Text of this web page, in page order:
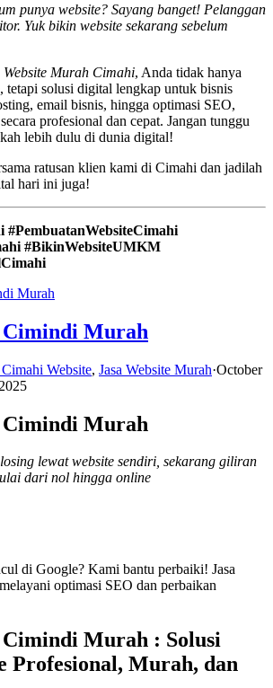
punya website? Sayang banget! Pelanggan
Yuk bikin website sekarang sebelum
Website Murah Cimahi, Anda tidak hanya
tetapi solusi digital lengkap untuk bisnis
email bisnis, hingga optimasi SEO,
profesional dan cepat. Jangan tunggu
lebih dulu di dunia digital!
ratusan klien kami di Cimahi dan jadilah
hari ini juga!
#PembuatanWebsiteCimahi
#BikinWebsiteUMKM
Cimindi Murah
Cimahi Website, Jasa Website Murah·October
Cimindi Murah
lewat website sendiri, sekarang giliran
dari nol hingga online
di Google? Kami bantu perbaiki! Jasa
optimasi SEO dan perbaikan
Cimindi Murah : Solusi
Profesional, Murah, dan